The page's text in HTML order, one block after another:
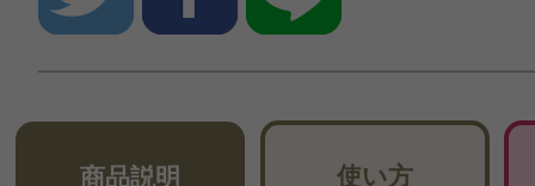
商品説明 使い方